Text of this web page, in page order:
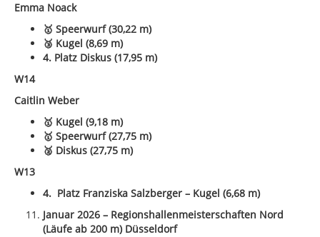
Emma Noack
🥇 Speerwurf (30,22 m)
🥉 Kugel (8,69 m)
4. Platz Diskus (17,95 m)
W14
Caitlin Weber
🥇 Kugel (9,18 m)
🥇 Speerwurf (27,75 m)
🥈 Diskus (27,75 m)
W13
4. Platz Franziska Salzberger – Kugel (6,68 m)
Januar 2026 – Regionshallenmeisterschaften Nord
(Läufe ab 200 m) Düsseldorf